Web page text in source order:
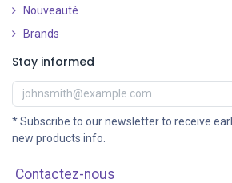
Nouveauté
Brands
Stay informed
* Subscribe to our newsletter to receive
new products info.
Contactez-nous